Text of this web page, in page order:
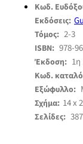
Κωδ.
Εκδόσεις:
Τόμος: 2-3
ISBN: 978-
Έκδοση: 1η
Κωδ.
Εξώφυλλο:
Σχήμα: 14 x
Σελίδες: 387